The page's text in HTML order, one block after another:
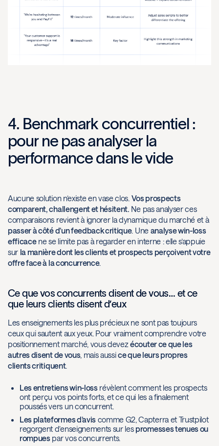
4. Benchmark concurrentiel :
pour ne pas analyser la
performance dans le vide
Aucune solution n’existe en vase clos. Vos prospects
comparent, challengent et hésitent. Ne pas analyser ces
comparaisons revient à ignorer la dynamique du marché et à
passer à côté d’un feedback critique. Une analyse win-loss
efficacene se limite pas à regarder en interne : elle s’appuie
sur la manière dont les clients et prospects perçoivent votre
offre face à la concurrence.
Ce que vos concurrents disent de vous… et ce
que leurs clients disent d’eux
Les enseignements les plus précieux ne sont pas toujours
ceux qui sautent aux yeux. Pour vraiment comprendre votre
positionnement marché, vous devezécouter ce que les
autres disent de vous, mais aussice que leurs propres
clients critiquent.
Les entretiens win-lossrévèlent comment les prospects
ont perçu vos points forts, et ce qui les a finalement
poussés vers un concurrent.
Les plateformes d’aviscomme G2, Capterra et Trustpilot
regorgent d’enseignements sur les promesses tenues ou
rompuespar vos concurrents.